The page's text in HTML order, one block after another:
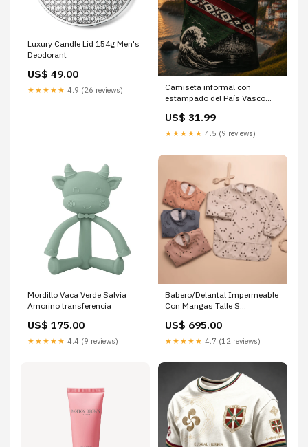
Luxury Candle Lid 154g Men's
Deodorant
US$ 49.00
★★★★★ 4.9 (26 reviews)
Camiseta informal con
estampado del País Vasco
US$ 31.99
★★★★★ 4.5 (9 reviews)
Mordillo Vaca Verde Salvia
Amorino transferencia
US$ 175.00
★★★★★ 4.4 (9 reviews)
Babero/Delantal Impermeable
Con Mangas Talle S
US$ 695.00
★★★★★ 4.7 (12 reviews)